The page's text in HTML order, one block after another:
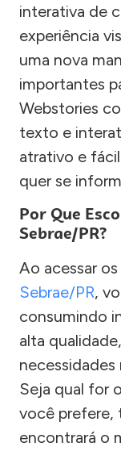
interativa de
experiência
uma nova
importantes
Webstories
texto e
atrativo e
quer se
Por Que
Sebrae/PR?
Ao acessar
Sebrae/PR,
consumindo
alta
necessidades
Seja qual for
você prefere,
encontrará o